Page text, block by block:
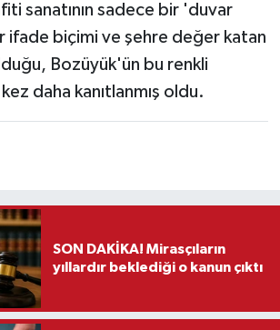
sanatının sadece bir 'duvar
ifade biçimi ve şehre değer katan
Bozüyük'ün bu renkli
daha kanıtlanmış oldu.
SON DAKİKA! Mirasçıların
yıllardır beklediği o kanun çıktı